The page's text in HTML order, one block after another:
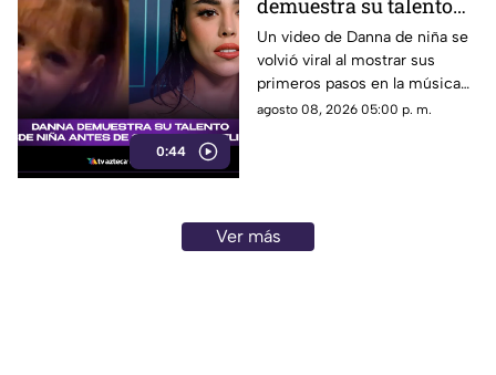
0:44
demuestra su talento
desde niña antes de su
colaboración con
Belinda.
Un video de Danna de niña se
volvió viral al mostrar sus
primeros pasos en la música
antes de su colaboración con
agosto 08, 2026 05:00 p. m.
Ver más